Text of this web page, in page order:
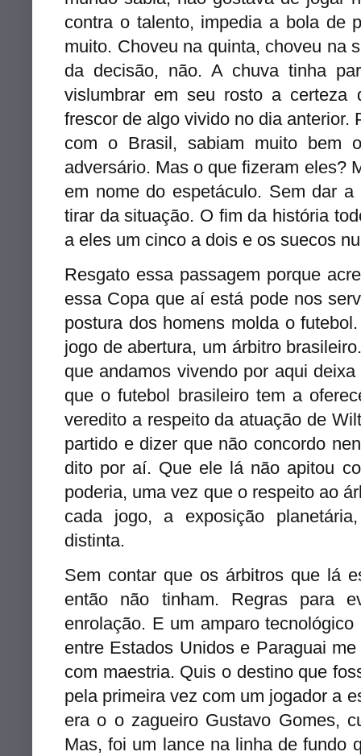
contra o talento, impedia a bola de
muito. Choveu na quinta, choveu na
da decisão, não. A chuva tinha
vislumbrar em seu rosto a certeza
frescor de algo vivido no dia
com o Brasil, sabiam muito bem
adversário. Mas o que fizeram eles?
em nome do espetáculo. Sem dar
tirar da situação. O fim da história
a eles um cinco a dois e os suecos
Resgato essa passagem porque
essa Copa que aí está pode nos
postura dos homens molda o
jogo de abertura, um árbitro
que andamos vivendo por aqui
que o futebol brasileiro tem a
veredito a respeito da atuação de
partido e dizer que não concordo
dito por aí. Que ele lá não apitou
poderia, uma vez que o respeito ao
cada jogo, a exposição
distinta.
Sem contar que os árbitros que lá
então não tinham. Regras para
enrolação. E um amparo
entre Estados Unidos e Paraguai
com maestria. Quis o destino que
pela primeira vez com um jogador a
era o o zagueiro Gustavo Gomes,
Mas, foi um lance na linha de fundo